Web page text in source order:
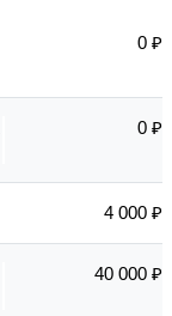
0 ₽
0 ₽
4 000 ₽
40 000 ₽